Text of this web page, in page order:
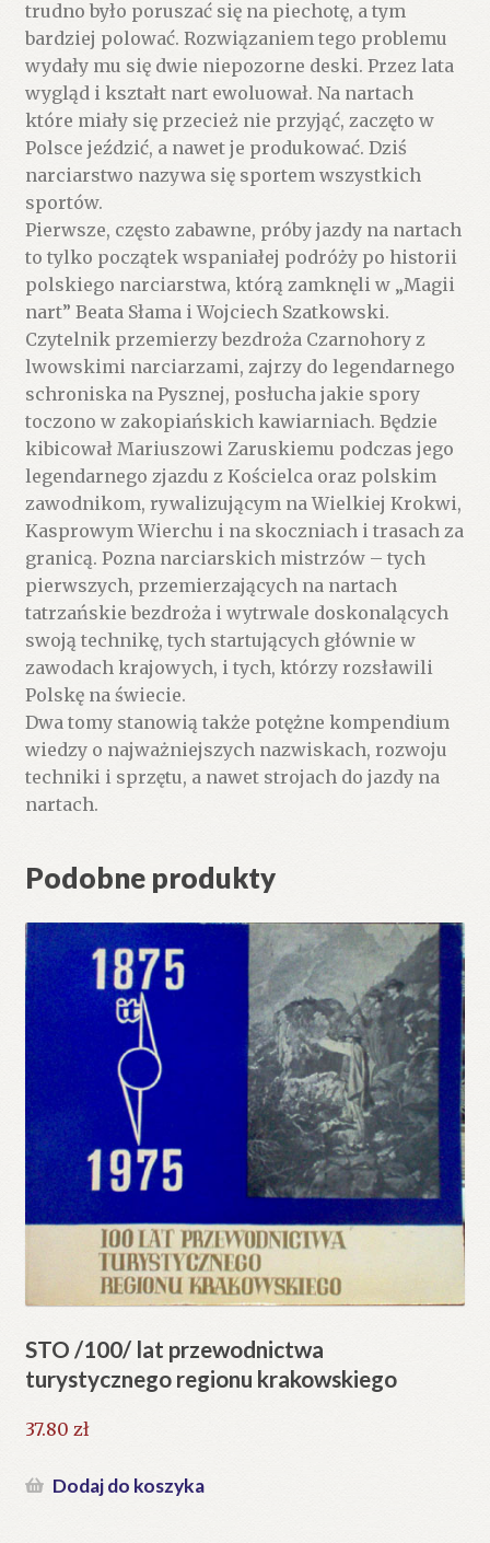
trudno było poruszać się na piechotę, a tym
bardziej polować. Rozwiązaniem tego problemu
wydały mu się dwie niepozorne deski. Przez lata
wygląd i kształt nart ewoluował. Na nartach
które miały się przecież nie przyjąć, zaczęto w
Polsce jeździć, a nawet je produkować. Dziś
narciarstwo nazywa się sportem wszystkich
sportów.
Pierwsze, często zabawne, próby jazdy na nartach
to tylko początek wspaniałej podróży po historii
polskiego narciarstwa, którą zamknęli w „Magii
nart” Beata Słama i Wojciech Szatkowski.
Czytelnik przemierzy bezdroża Czarnohory z
lwowskimi narciarzami, zajrzy do legendarnego
schroniska na Pysznej, posłucha jakie spory
toczono w zakopiańskich kawiarniach. Będzie
kibicował Mariuszowi Zaruskiemu podczas jego
legendarnego zjazdu z Kościelca oraz polskim
zawodnikom, rywalizującym na Wielkiej Krokwi,
Kasprowym Wierchu i na skoczniach i trasach za
granicą. Pozna narciarskich mistrzów – tych
pierwszych, przemierzających na nartach
tatrzańskie bezdroża i wytrwale doskonalących
swoją technikę, tych startujących głównie w
zawodach krajowych, i tych, którzy rozsławili
Polskę na świecie.
Dwa tomy stanowią także potężne kompendium
wiedzy o najważniejszych nazwiskach, rozwoju
techniki i sprzętu, a nawet strojach do jazdy na
nartach.
Podobne produkty
STO /100/ lat przewodnictwa
turystycznego regionu krakowskiego
37.80 zł
Dodaj do koszyka